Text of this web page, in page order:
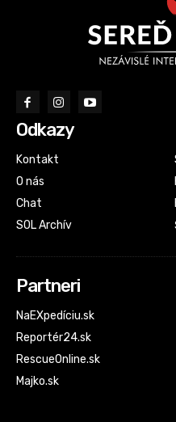
Odkazy
Kontakt
O nás
Chat
SOL Archív
Partneri
NaEXpedíciu.sk
Reportér24.sk
RescueOnline.sk
Majko.sk